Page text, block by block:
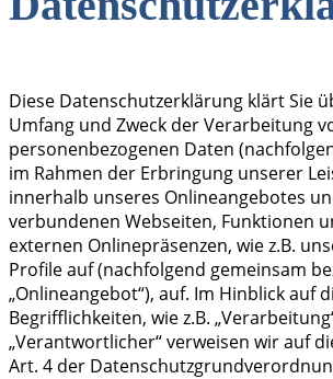
Diese Datenschutzerklärung klärt Sie
Umfang und Zweck der Verarbeitung
personenbezogenen Daten
im Rahmen der Erbringung unserer
innerhalb unseres Onlineangebotes
verbundenen Webseiten, Funktionen
externen Onlinepräsenzen, wie z.B.
Profile auf (nachfolgend gemeinsam
„Onlineangebot“), auf. Im Hinblick auf
Begrifflichkeiten, wie z.B.
„Verantwortlicher“ verweisen wir auf
Art. 4 der